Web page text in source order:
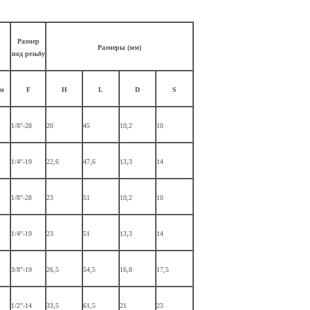
Размер
под резьбу
Размеры (мм)
F H L D S
1/8"-28 20 45 10,2 10
1/4"-19 22,6 47,6 13,3 14
1/8"-28 23 51 10,2 10
1/4"-19 23 51 13,3 14
3/8"-19 26,5 54,5 16,8 17,5
1/2"-14 33,5 61,5 21 23